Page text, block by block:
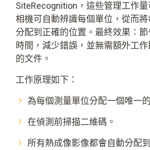
SiteRecognition，這些管理工作量
相機可自動辨識每個單位，從而
分配到正確的位置。最終效果：節
時間，減少錯誤，並無需額外工
的文件。
工作原理如下：
為每個測量單位分配一個唯一
在偵測前掃描二維碼。
所有熱成像影像都會自動分配